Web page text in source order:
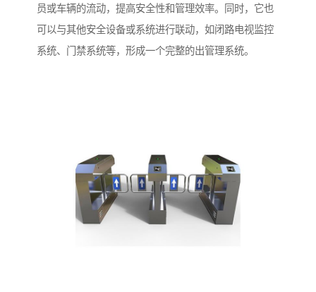
员或车辆的流动，提高安全性和管理效率。同时，它也
可以与其他安全设备或系统进行联动，如闭路电视监控
系统、门禁系统等，形成一个完整的出管理系统。